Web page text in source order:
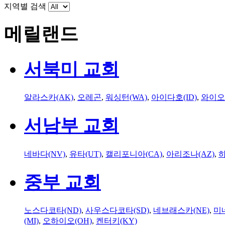
지역별 검색
메릴랜드
서북미 교회
알라스카(AK), 오레곤, 워싱턴(WA), 아이다호(ID), 와이
서남부 교회
네바다(NV), 유타(UT), 캘리포니아(CA), 아리조나(AZ),
중부 교회
노스다코타(ND), 사우스다코타(SD), 네브래스카(NE), 미
(MI), 오하이오(OH), 켄터키(KY)